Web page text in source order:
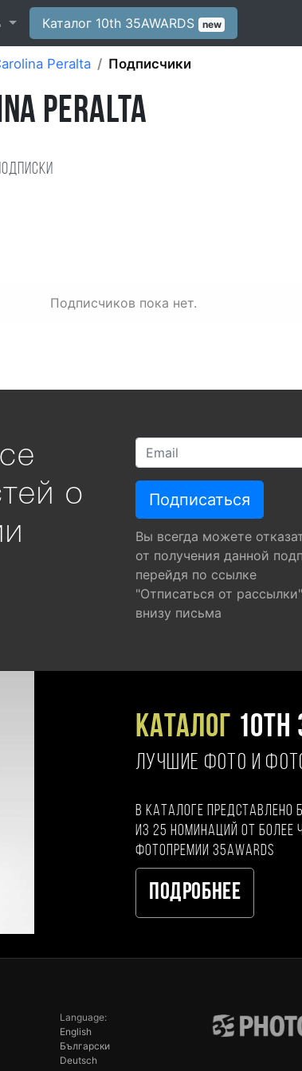
Каталог 10th 35AWARDS new
Peralta Подписчики
PERALTA
подписки
Подписчиков пока нет.
о
Вы всегда можете
от получения данной
перейдя по ссылке
"Отписаться от рассылки"
внизу письма
Каталог 10TH
ЛУЧШИЕ ФОТО И
В каталоге представлено
из 25 номинаций от более
фотопремии 35AWARDS
Подробнее
Language:
English
Български
Deutsch